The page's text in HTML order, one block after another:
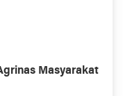
Masyarakat